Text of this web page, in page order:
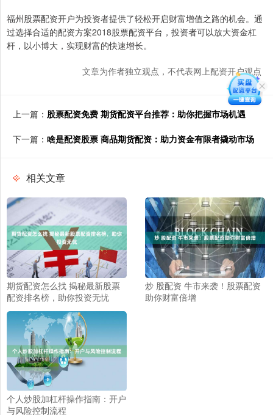
福州股票配资开户为投资者提供了轻松开启财富增值之路的机会。通
过选择合适的配资方案2018股票配资平台，投资者可以放大资金杠
杆，以小博大，实现财富的快速增长。
文章为作者独立观点，不代表网上配资开户观点
上一篇： 股票配资免费 期货配资平台推荐：助你把握市场机遇
下一篇： 啥是配资股票 商品期货配资：助力资金有限者撬动市场
相关文章
期货配资怎么找 揭秘最新股票
配资排名榜，助你投资无忧
炒 股配资 牛市来袭！股票配资
助你财富倍增
个人炒股加杠杆操作指南：开户
与风险控制流程